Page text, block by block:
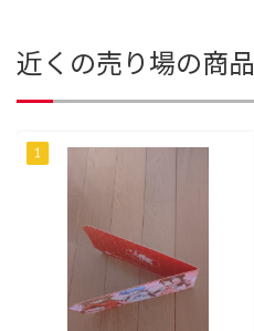
近くの売り場の商品